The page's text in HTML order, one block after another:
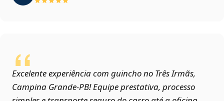
Excelente experiência com guincho no Três Irmãs,
Campina Grande‑PB! Equipe prestativa, processo